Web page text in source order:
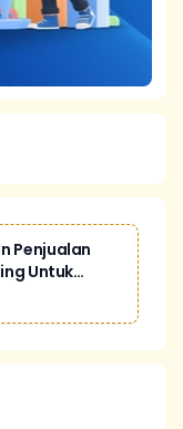
Penjualan
Untuk